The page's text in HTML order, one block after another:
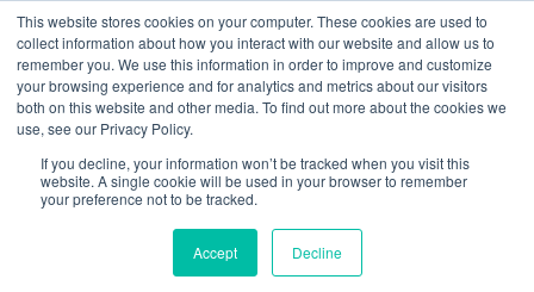
This website stores cookies on your computer. These cookies are used to
collect information about how you interact with our website and allow us to
remember you. We use this information in order to improve and customize
your browsing experience and for analytics and metrics about our visitors
both on this website and other media. To find out more about the cookies we
use, see our Privacy Policy.
If you decline, your information won’t be tracked when you visit this
website. A single cookie will be used in your browser to remember
your preference not to be tracked.
Accept Decline
Skip
to
content
2155 9055
預約
我們的醫護團隊